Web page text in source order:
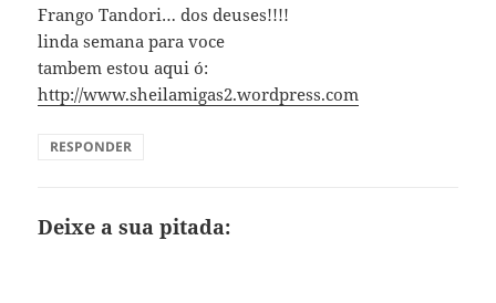
Frango Tandori… dos deuses!!!!
linda semana para voce
tambem estou aqui ó:
http://www.sheilamigas2.wordpress.com
RESPONDER
Deixe a sua pitada: